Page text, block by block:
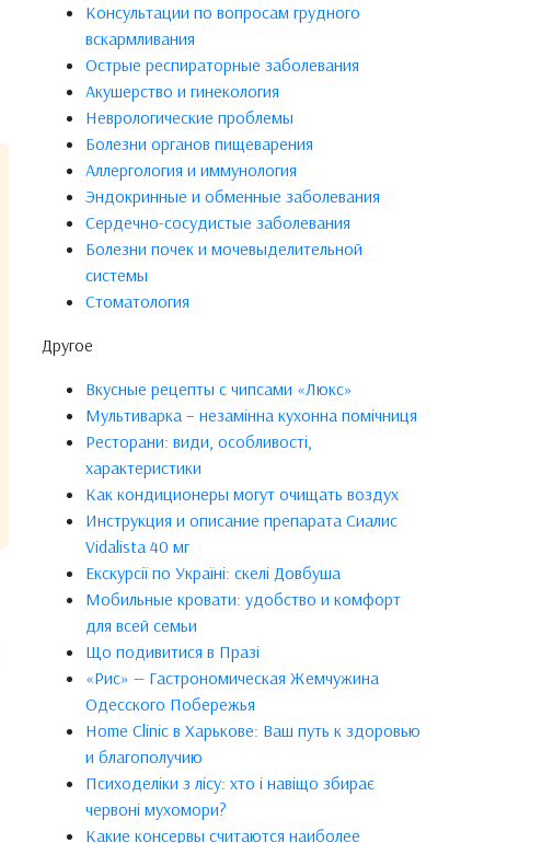
Консультации по вопросам грудного
вскармливания
Острые респираторные заболевания
Акушерство и гинекология
Неврологические проблемы
Болезни органов пищеварения
Аллергология и иммунология
Эндокринные и обменные заболевания
Сердечно-сосудистые заболевания
Болезни почек и мочевыделительной
системы
Стоматология
Другое
Вкусные рецепты с чипсами «Люкс»
Мультиварка – незамінна кухонна помічниця
Ресторани: види, особливості,
характеристики
Как кондиционеры могут очищать воздух
Инструкция и описание препарата Сиалис
Vidalista 40 мг
Екскурсії по Україні: скелі Довбуша
Мобильные кровати: удобство и комфорт
для всей семьи
Що подивитися в Празі
«Рис» — Гастрономическая Жемчужина
Одесского Побережья
Home Clinic в Харькове: Ваш путь к здоровью
и благополучию
Психоделіки з лісу: хто і навіщо збирає
червоні мухомори?
Какие консервы считаются наиболее